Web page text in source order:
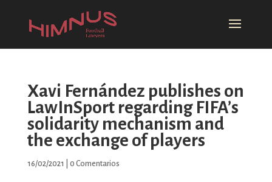
Xavi Fernández publishes on
LawInSport regarding FIFA’s
solidarity mechanism and
the exchange of players
16/02/2021 0 Comentarios